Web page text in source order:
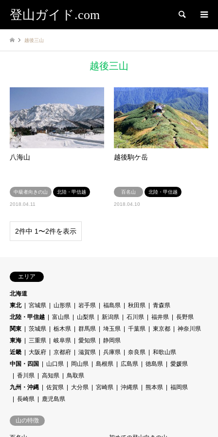
登山ガイド.com 検索
越後三山
越後三山
八海山
中級者向きの山 北陸・甲信越
2018.04.11
越後駒ケ岳
百名山 北陸・甲信越
2018.04.10
2件中 1〜2件を表示
エリア
北海道
東北
宮城県 山形県 岩手県 福島県 秋田県
青森県
北陸・甲信越
富山県 山梨県 新潟県 石川県 福井県
長野県
関東
茨城県 栃木県 群馬県 埼玉県 千葉県 東京都
神奈川県
東海
三重県 岐阜県 愛知県
静岡県
近畿
大阪府 京都府 滋賀県 兵庫県 奈良県
和歌山県
中国・四国
山口県 岡山県 島根県 広島県 徳島県
愛媛県
香川県
高知県
鳥取県
九州・沖縄
佐賀県 大分県 宮崎県 沖縄県 熊本県
福岡県
長崎県
鹿児島県
山の特徴